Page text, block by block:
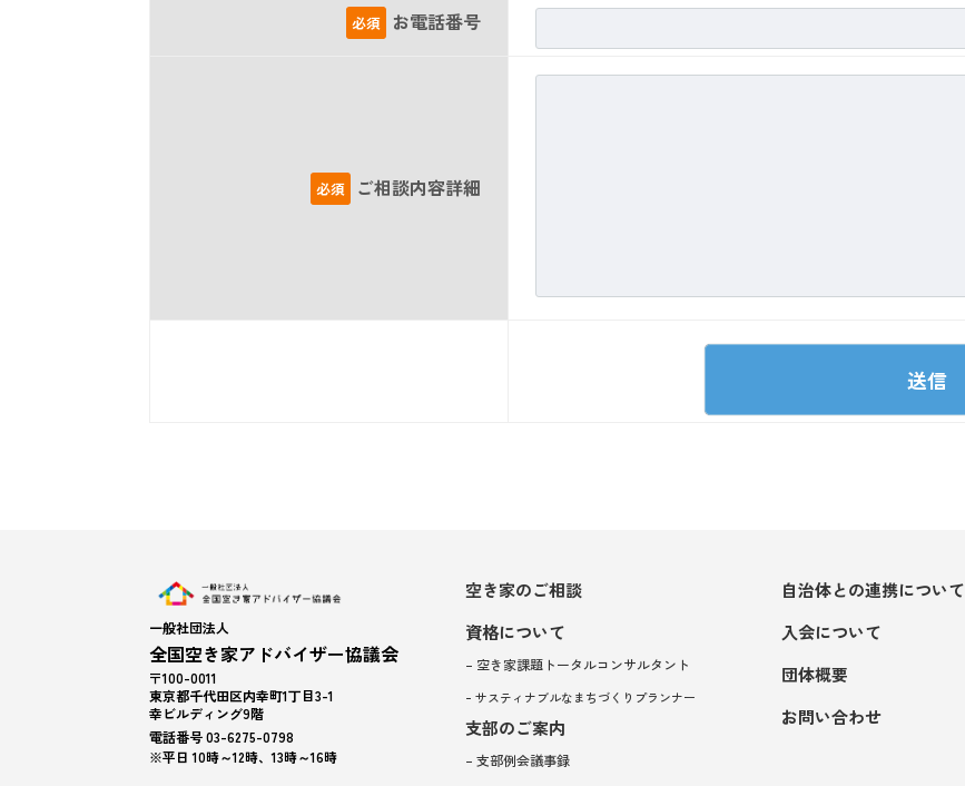
必須 お電話番号
必須 ご相談内容詳細
一般社団法人
全国空き家アドバイザー協議会
〒100-0011
東京都千代田区内幸町1丁目3-1
幸ビルディング9階
電話番号 03-6275-0798
※平日 10時～12時、13時～16時
空き家のご相談
資格について
– 空き家課題トータルコンサルタント
– サスティナブルなまちづくりプランナー
支部のご案内
– 支部例会議事録
自治体との連携について
入会について
団体概要
お問い合わせ